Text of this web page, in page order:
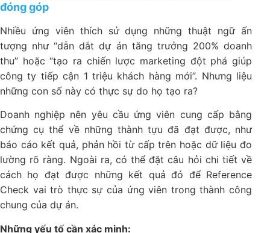
đóng góp
Nhiều ứng viên thích sử dụng những thuật ngữ ấn
tượng như “dẫn dắt dự án tăng trưởng 200% doanh
thu” hoặc “tạo ra chiến lược marketing đột phá giúp
công ty tiếp cận 1 triệu khách hàng mới”. Nhưng liệu
những con số này có thực sự do họ tạo ra?
Doanh nghiệp nên yêu cầu ứng viên cung cấp bằng
chứng cụ thể về những thành tựu đã đạt được, như
báo cáo kết quả, phản hồi từ cấp trên hoặc dữ liệu đo
lường rõ ràng. Ngoài ra, có thể đặt câu hỏi chi tiết về
cách họ đạt được những kết quả đó để Reference
Check vai trò thực sự của ứng viên trong thành công
chung của dự án.
Những yếu tố cần xác minh: